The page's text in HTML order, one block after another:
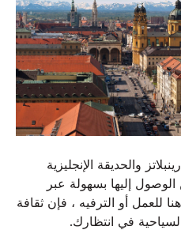
والحديقة الإنجليزية
إليها بسهولة عبر
للعمل أو الترفيه ، فإن ثقافة
السياحية في انتظارك.